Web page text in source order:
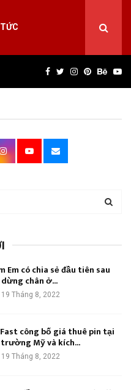
Facebook
Twitter
Instagram
Pinterest
M
Em có chia sẻ đầu tiên sau
chân ở...
19 Tháng 8, 2022
công bố giá thuê pin tại
Mỹ và kích...
19 Tháng 8, 2022